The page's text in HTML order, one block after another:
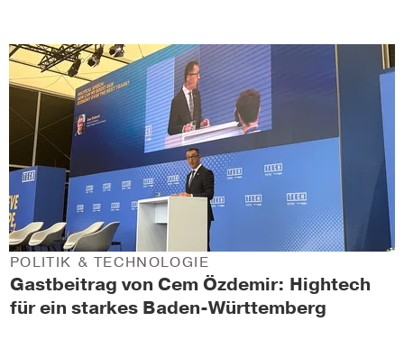
Gastbeitrag von Cem Özdemir: Hightech
für ein starkes Baden-Württemberg
POLITIK & TECHNOLOGIE